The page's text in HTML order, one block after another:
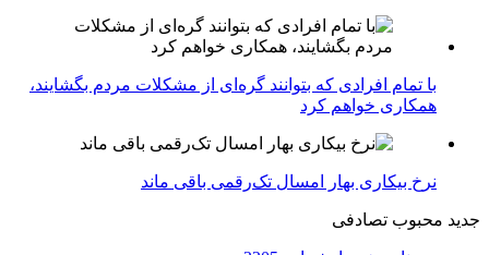
با تمام افرادی که بتوانند گره‌ای از مشکلات مردم بگشایند،
همکاری خواهم کرد
نرخ بیکاری بهار امسال تک‌رقمی باقی ماند
جدید محبوب تصادفی